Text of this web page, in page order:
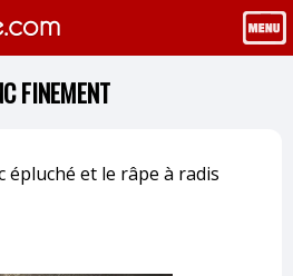
FINEMENT
épluché et le râpe à radis